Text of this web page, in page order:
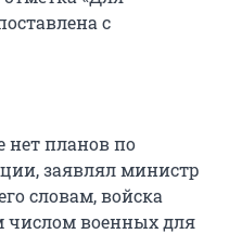
с
нет планов по
заявлял министр
словам, войска
числом военных для